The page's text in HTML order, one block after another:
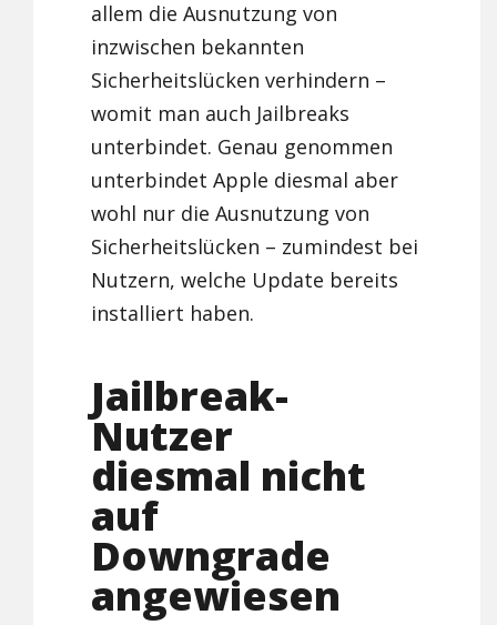
allem die Ausnutzung von
inzwischen bekannten
Sicherheitslücken verhindern –
womit man auch Jailbreaks
unterbindet. Genau genommen
unterbindet Apple diesmal aber
wohl nur die Ausnutzung von
Sicherheitslücken – zumindest bei
Nutzern, welche Update bereits
installiert haben.
Jailbreak-
Nutzer
diesmal nicht
auf
Downgrade
angewiesen